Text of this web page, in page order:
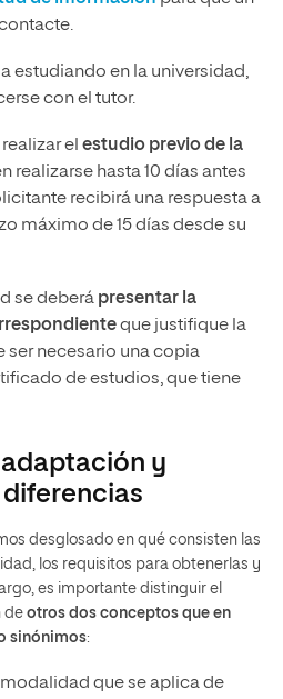
estudiando en la universidad,
con el tutor.
el estudio previo de la
realizarse hasta 10 días antes
recibirá una respuesta a
máximo de 15 días desde su
se deberá presentar la
que justifique la
ser necesario una copia
de estudios, que tiene
y
desglosado en qué consisten las
los requisitos para obtenerlas y
es importante distinguir el
de otros dos conceptos que en
sinónimos:
que se aplica de